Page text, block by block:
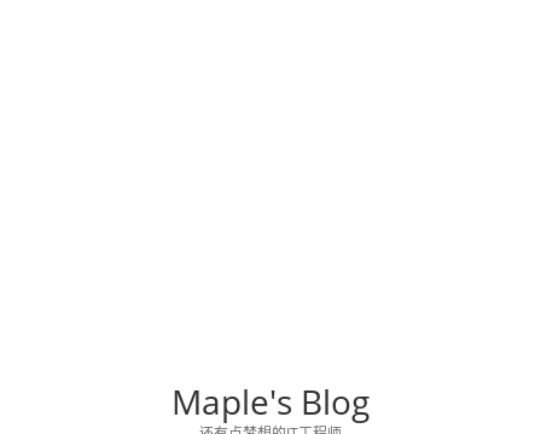
Maple's Blog